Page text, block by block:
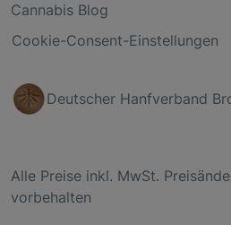
Cannabis Blog
Cookie-Consent-Einstellungen
Deutscher Hanfverband
Alle Preise inkl. MwSt.
vorbehalten